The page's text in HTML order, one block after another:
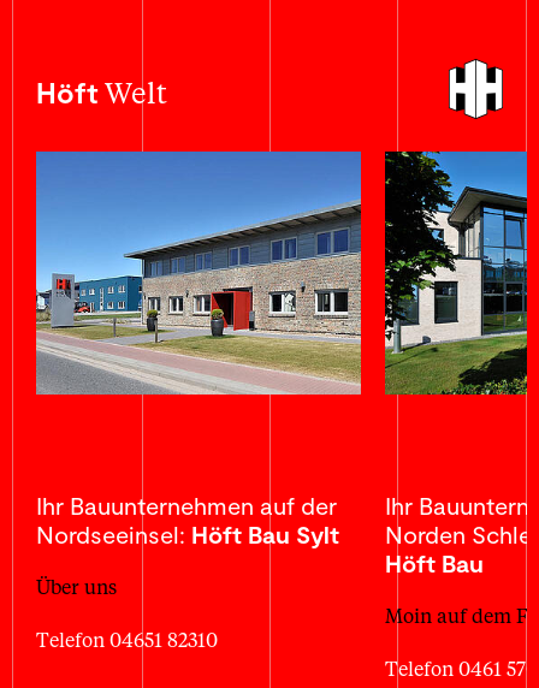
HöftWelt
Ihr Bauunternehmen auf der
Nordseeinsel: Höft Bau Sylt
Über uns
Telefon 04651 82310
Ihr
Norden
Höft Bau
Moin auf dem
Telefon 0461